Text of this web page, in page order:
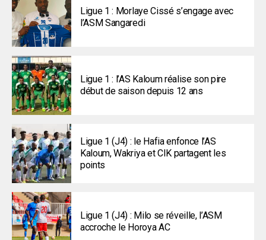
Ligue 1 : Morlaye Cissé s’engage avec
l’ASM Sangaredi
Ligue 1 : l’AS Kaloum réalise son pire
début de saison depuis 12 ans
Ligue 1 (J4) : le Hafia enfonce l’AS
Kaloum, Wakriya et CIK partagent les
points
Ligue 1 (J4) : Milo se réveille, l’ASM
accroche le Horoya AC